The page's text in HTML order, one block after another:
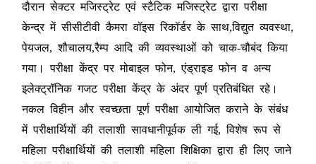
दौरान सेक्टर मजिस्ट्रेट एवं स्टैटिक मजिस्ट्रेट द्वारा परीक्षा
केन्द्र में सीसीटीवी कैमरा वॉइस रिकॉर्डर के साथ,विद्युत व्यवस्था,
पेयजल, शौचालय,रैम्प आदि की व्यवस्थाओं को चाक-चौबंद किया
गया। परीक्षा केंद्र पर मोबाइल फोन, एंड्राइड फोन व अन्य
इलेक्ट्रॉनिक गजट परीक्षा केंद्र के अंदर पूर्ण प्रतिबंधित रहे।
नकल विहीन और स्वच्छता पूर्ण परीक्षा आयोजित कराने के संबंध
में परीक्षार्थियों की तलाशी सावधानीपूर्वक ली गई, विशेष रूप से
महिला परीक्षार्थियों की तलाशी महिला शिक्षिका द्वारा ही लिए जाने